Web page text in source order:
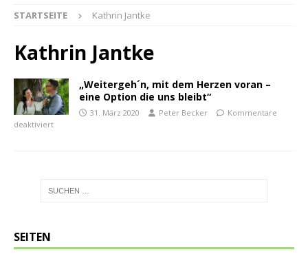
STARTSEITE Kathrin Jantke
Kathrin Jantke
„Weitergeh´n, mit dem Herzen voran –
eine Option die uns bleibt“
31. März 2020 Peter Becker
Kommentare
deaktiviert
SEITEN